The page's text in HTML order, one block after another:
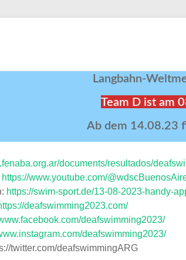
Langbahn-
Team D ist am
Ab dem 14.08.23
documents/resultados/
https://www.youtube.com/
https://swim-sport.de/13-08-2023-handy-
deafswimming2023.com/
deafswimming2023/
deafswimming2023/
twitter.com/deafswimmingARG